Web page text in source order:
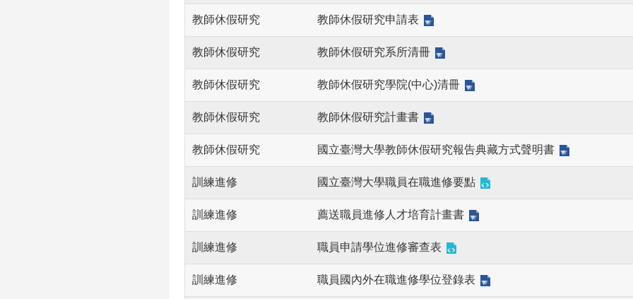
教師休假研究 教師休假研究申請表
教師休假研究 教師休假研究系所清冊
教師休假研究 教師休假研究學院(中心)清冊
教師休假研究 教師休假研究計畫書
教師休假研究 國立臺灣大學教師休假研究報告典藏方式聲明書
訓練進修 國立臺灣大學職員在職進修要點
訓練進修 薦送職員進修人才培育計畫書
訓練進修 職員申請學位進修審查表
訓練進修 職員國內外在職進修學位登錄表